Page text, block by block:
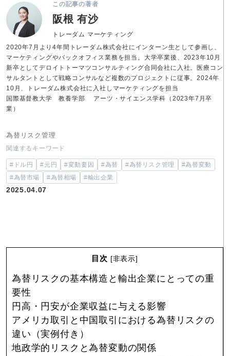
この記事の著者
阪根 有沙
トレーダム マーケティング
2020年7月より4年間トレーダム株式会社にインターン生として参画し、
マーケティングやバックオフィス業務を担当。大学卒業後、2023年10月
新卒としてデロイトトーマツコンサルティング合同会社に入社。医療コン
サルタントとして戦略コンサルなど複数のプロジェクトに従事。2024年
10月、トレーダム株式会社に入社しマーケティングを担当
国際基督教大学 教養学部 アーツ・サイエンス学科（2023年7月卒
業）
為替リスク管理
関連するキーワード
#ドル円 #元円 #変動要因 #為替 #為替リスク管理
#為替変動
#為替市場
#為替相場 #輸出企業
2025.04.07
目次 [非表示]
為替リスクの基本構造と輸出企業にとっての重
要性
円高・円安が企業収益に与える影響
アメリカ取引と中国取引における為替リスクの
違い（実例付き）
地政学的リスクと為替変動の関係